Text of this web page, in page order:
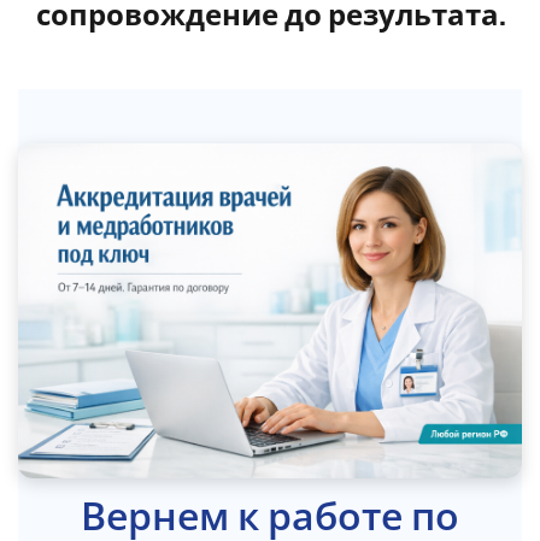
сопровождение до результата.
Вернем к работе по